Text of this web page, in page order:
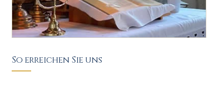
So erreichen Sie uns